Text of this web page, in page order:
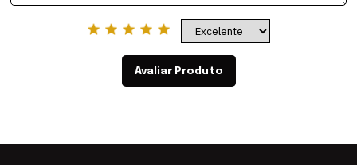
Avaliar Produto